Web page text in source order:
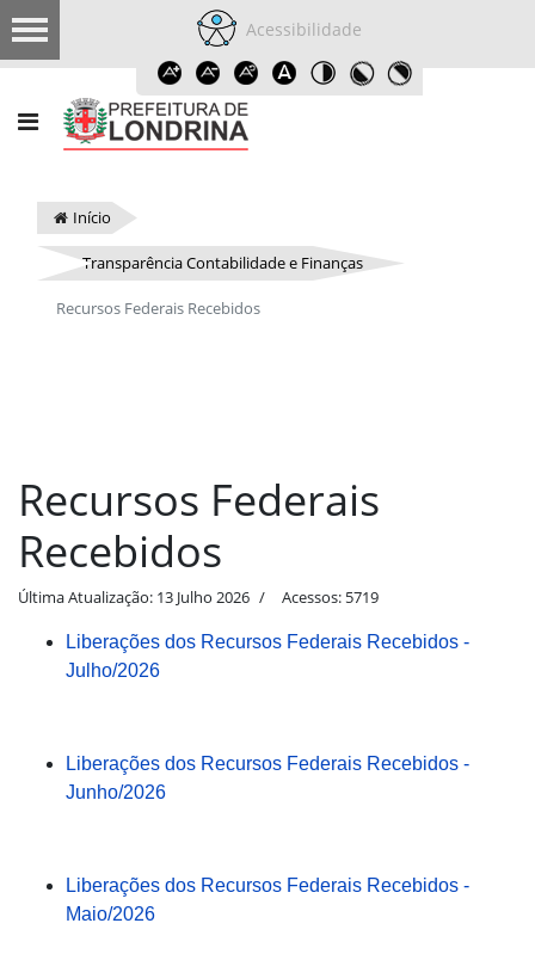
Acessibilidade
Início
Transparência Contabilidade e Finanças
Recursos Federais Recebidos
Recursos Federais
Recebidos
Última Atualização: 13 Julho 2026 Acessos: 5719
Liberações dos Recursos Federais Recebidos -
Julho/2026
Liberações dos Recursos Federais Recebidos -
Junho/2026
Liberações dos Recursos Federais Recebidos -
Maio/2026